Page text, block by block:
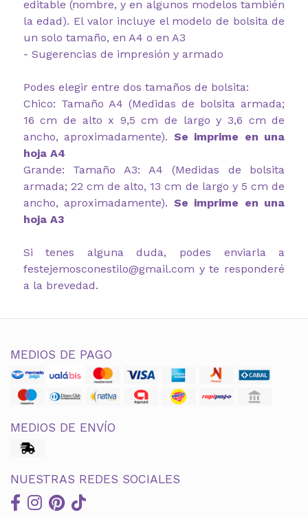
editable (nombre, y en algunos modelos también
la edad). El valor incluye el modelo de bolsita de
un solo tamaño, en A4 o en A3
- Sugerencias de impresión y armado
Podes elegir entre dos tamaños de bolsita:
Chico: Tamaño A4 (Medidas de bolsita armada;
16 cm de alto x 9,5 cm de largo y 3,6 cm de
ancho, aproximadamente). Se imprime en una
hoja A4
Grande: Tamaño A3: A4 (Medidas de bolsita
armada; 22 cm de alto, 13 cm de largo y 5 cm de
ancho, aproximadamente). Se imprime en una
hoja A3
Si tenes alguna duda, podes enviarla a
festejemosconestilo@gmail.com y te responderé
a la brevedad.
MEDIOS DE PAGO
MEDIOS DE ENVÍO
NUESTRAS REDES SOCIALES